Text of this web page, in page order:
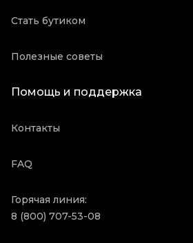
Стать бутиком
Полезные советы
Помощь и поддержка
Контакты
FAQ
Горячая линия:
8 (800) 707-53-08